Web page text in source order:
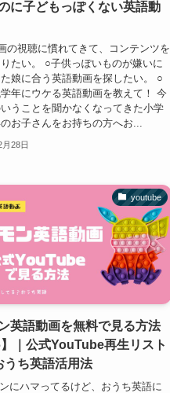
に子どもっぽくない英語動
の視聴に慣れてきて、コンテンツを
たい。 ○子供っぽいものが嫌いに
娘に合う英語動画を探したい。 ○
年にウケる英語動画を教えて！ 今
うことを聞かなくなってきた小学
お子さんをお持ちの方へお...
月28日
youtube
英語動画を無料で見る方法
】｜公式YouTube再生リスト
うち英語活用法
にハマってるけど、おうち英語に